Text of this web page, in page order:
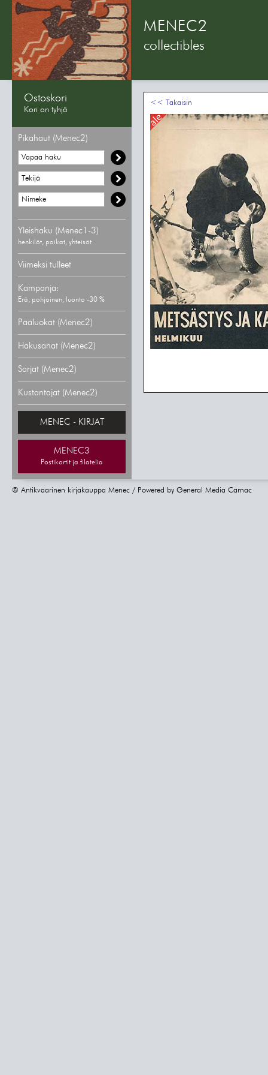
MENEC2
collectibles
Ostoskori
Kori on tyhjä
Pikahaut (Menec2)
Yleishaku (Menec1-3)
henkilöt, paikat, yhteisöt
Viimeksi tulleet
Kampanja:
Erä, pohjoinen, luonto -30 %
Pääluokat (Menec2)
Hakusanat (Menec2)
Sarjat (Menec2)
Kustantajat (Menec2)
MENEC - KIRJAT
MENEC3
Postikortit ja filatelia
<< Takaisin
© Antikvaarinen kirjakauppa Menec / Powered by General Media Carnac